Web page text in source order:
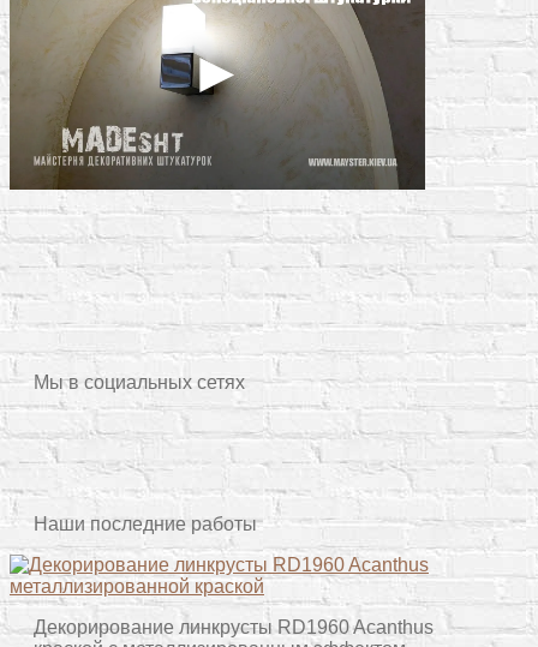
Мы в социальных сетях
Наши последние работы
Декорирование линкрусты RD1960 Acanthus